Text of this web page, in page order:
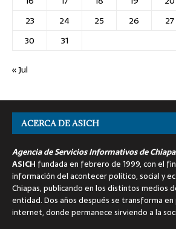
23
24 25 26 27
30
31
« Jul
ACERCA DE ASICH
Agencia de Servicios Informativos de
ASICH fundada en febrero de 1999, con el
información del acontecer político, social y
Chiapas, publicando en los distintos medios
entidad. Dos años después se transforma
internet, donde permanece sirviendo a la